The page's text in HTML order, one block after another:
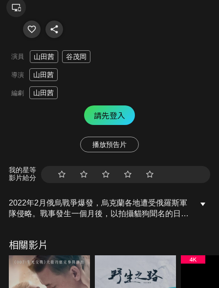
演員 山田茜 谷茂岡
導演 山田茜
編劇 山田茜
請先登入
播放預告片
我的星等
影片給分
2022年2月俄烏戰爭爆發，烏克蘭各地遭受俄羅斯軍
隊侵略。戰事發生一個月後，以拍攝貓狗聞名的日本
人心碎的影片，一間郊區的動物收容所有222隻狗活
生生被餓死在籠子裡，沒有食物、也沒有水。奪走牠
們生命的不是戰爭，而是人類。導演在三年間多次重
返烏克蘭。她親眼見證渺小的毛孩們在極端環境下掙
相關影片